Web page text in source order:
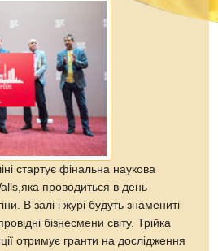
стартує фінальна наукова
проводиться в день
В залі і журі будуть знамениті
бізнесмени світу. Трійка
отримує гранти на дослідження